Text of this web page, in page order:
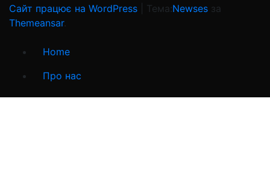
Сайт працює на WordPress Тема:Newses за
Themeansar.
Home
Про нас